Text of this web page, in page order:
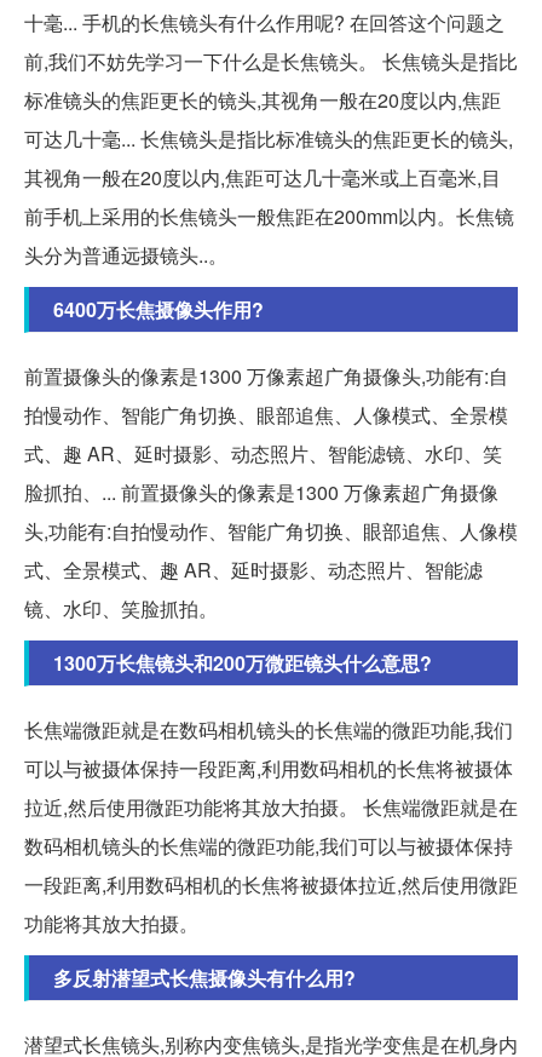
十毫... 手机的长焦镜头有什么作用呢? 在回答这个问题之
前,我们不妨先学习一下什么是长焦镜头。 长焦镜头是指比
标准镜头的焦距更长的镜头,其视角一般在20度以内,焦距
可达几十毫... 长焦镜头是指比标准镜头的焦距更长的镜头,
其视角一般在20度以内,焦距可达几十毫米或上百毫米,目
前手机上采用的长焦镜头一般焦距在200mm以内。长焦镜
头分为普通远摄镜头..。
6400万长焦摄像头作用?
前置摄像头的像素是1300 万像素超广角摄像头,功能有:自
拍慢动作、智能广角切换、眼部追焦、人像模式、全景模
式、趣 AR、延时摄影、动态照片、智能滤镜、水印、笑
脸抓拍、... 前置摄像头的像素是1300 万像素超广角摄像
头,功能有:自拍慢动作、智能广角切换、眼部追焦、人像模
式、全景模式、趣 AR、延时摄影、动态照片、智能滤
镜、水印、笑脸抓拍。
1300万长焦镜头和200万微距镜头什么意思?
长焦端微距就是在数码相机镜头的长焦端的微距功能,我们
可以与被摄体保持一段距离,利用数码相机的长焦将被摄体
拉近,然后使用微距功能将其放大拍摄。 长焦端微距就是在
数码相机镜头的长焦端的微距功能,我们可以与被摄体保持
一段距离,利用数码相机的长焦将被摄体拉近,然后使用微距
功能将其放大拍摄。
多反射潜望式长焦摄像头有什么用?
潜望式长焦镜头,别称内变焦镜头,是指光学变焦是在机身内